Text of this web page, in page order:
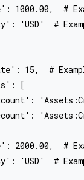
1000.00,  #
'USD'  #
15,  #
[
2000.00,  #
'USD'  #